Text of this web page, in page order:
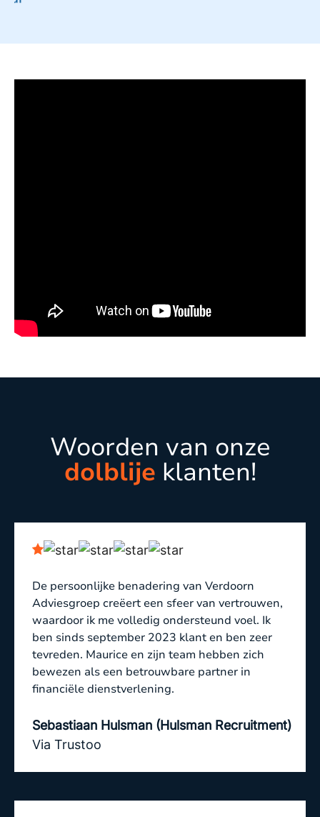
Woorden van onze
dolblije klanten!
De persoonlijke benadering van Verdoorn
Adviesgroep creëert een sfeer van vertrouwen,
waardoor ik me volledig ondersteund voel. Ik
ben sinds september 2023 klant en ben zeer
tevreden. Maurice en zijn team hebben zich
bewezen als een betrouwbare partner in
financiële dienstverlening.
Sebastiaan Hulsman (Hulsman Recruitment)
Via Trustoo